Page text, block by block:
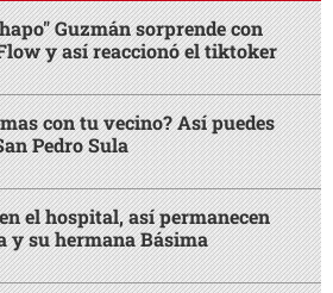
Guzmán sorprende con
y así reaccionó el tiktoker
con tu vecino? Así puedes
Pedro Sula
el hospital, así permanecen
y su hermana Básima